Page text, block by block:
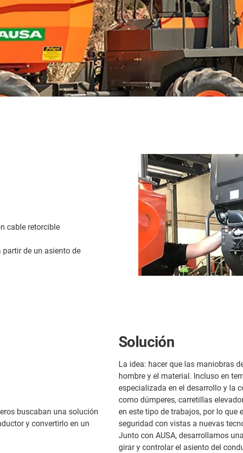
cable retorcible
de un asiento de
buscaban una solución
y convertirlo en un
Solución
La idea: hacer que las maniobras
hombre y el material. Incluso en
especializada en el desarrollo y la
como dúmperes, carretillas
en este tipo de trabajos, por lo que
seguridad con vistas a nuevas
Junto con AUSA, desarrollamos
girar y controlar el asiento del